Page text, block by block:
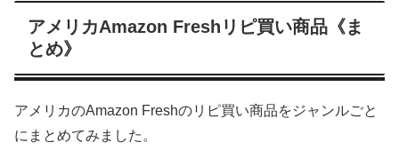
アメリカAmazon Freshリピ買い商品《ま
とめ》
アメリカのAmazon Freshのリピ買い商品をジャンルごと
にまとめてみました。